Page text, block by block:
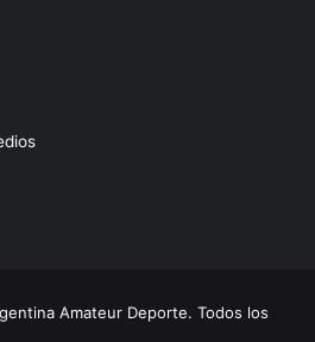
Amateur Deporte. Todos los